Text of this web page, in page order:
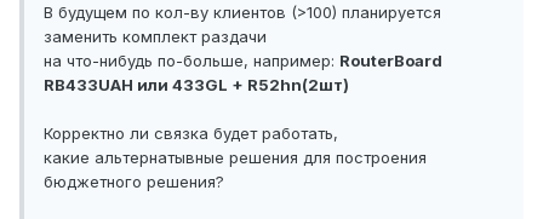
В будущем по кол-ву клиентов (>100) планируется
заменить комплект раздачи
на что-нибудь по-больше, например: RouterBoard
RB433UAH или 433GL + R52hn(2шт)
Корректно ли связка будет работать,
какие альтернатывные решения для построения
бюджетного решения?